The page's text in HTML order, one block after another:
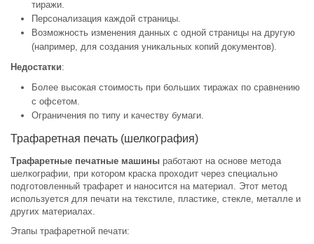
тиражи.
Персонализация каждой страницы.
Возможность изменения данных с одной страницы на другую
(например, для создания уникальных копий документов).
Недостатки:
Более высокая стоимость при больших тиражах по сравнению
с офсетом.
Ограничения по типу и качеству бумаги.
Трафаретная печать (шелкография)
Трафаретные печатные машины работают на основе метода
шелкографии, при котором краска проходит через специально
подготовленный трафарет и наносится на материал. Этот метод
используется для печати на текстиле, пластике, стекле, металле и
других материалах.
Этапы трафаретной печати: